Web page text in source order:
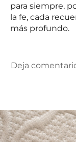
para siempre,
la fe, cada
más profundo.
Deja